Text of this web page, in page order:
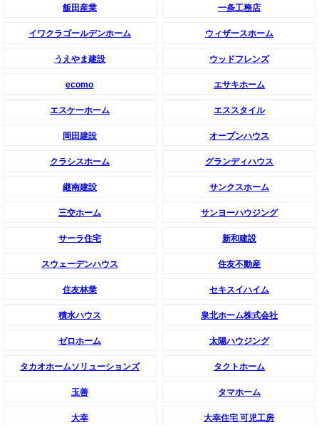
飯田産業 一条工務店
イワクラゴールデンホーム ウィザースホーム
うえやま建設 ウッドフレンズ
ecomo エサキホーム
エスケーホーム エススタイル
岡田建設 オープンハウス
クラシスホーム グランディハウス
継南建設 サンクスホーム
三交ホーム サンヨーハウジング
サーラ住宅 新和建設
スウェーデンハウス 住友不動産
住友林業 セキスイハイム
積水ハウス 泉北ホーム株式会社
ゼロホーム 太陽ハウジング
タカオホームソリューションズ タクトホーム
玉善 タマホーム
大幸 大幸住宅 可児工房